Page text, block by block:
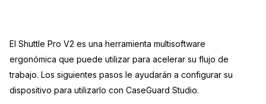
Redacción de imágenes
Transcripción y Traducción
Educación
El Gobierno
Artículos
Casos Practicos
El Shuttle Pro V2 es una herramienta multisoftware
ergonómica que puede utilizar para acelerar su flujo de
trabajo. Los siguientes pasos le ayudarán a configurar su
dispositivo para utilizarlo con CaseGuard Studio.